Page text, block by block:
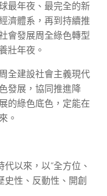
最年夜、最完全的新
濟體系，再到持續推
會發展周全綠色轉型
壯年夜。
全建設社會主義現代
發展，協同推進降
的綠色底色，定能在
。
以來，以“全方位、
史性、反動性、開創